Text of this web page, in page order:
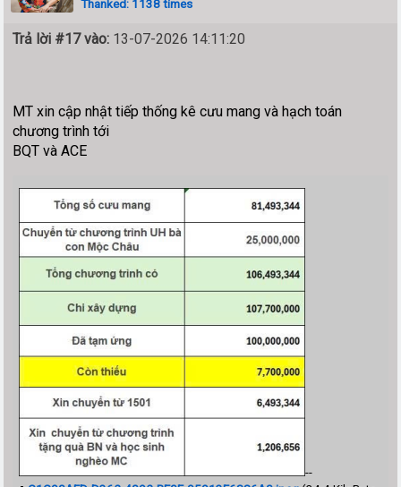
Thanked: 1138 times
Trả lời #17 vào: 13-07-2026 14:11:20
MT xin cập nhật tiếp thống kê cưu mang và hạch toán
chương trình tới
BQT và ACE
--